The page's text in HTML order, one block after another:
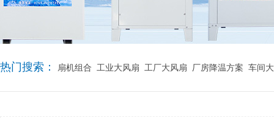
热门搜索： 扇机组合 工业大风扇 工厂大风扇 厂房降温方案 车间